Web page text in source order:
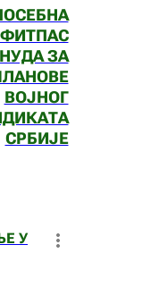
ФИТПАС
ЗА
ВОЈНОГ
СРБИЈЕ
У